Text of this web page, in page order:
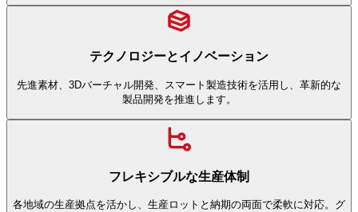
テクノロジーとイノベーション
先進素材、3Dバーチャル開発、スマート製造技術を活用し、革新的な
製品開発を推進します。
フレキシブルな生産体制
各地域の生産拠点を活かし、生産ロットと納期の両面で柔軟に対応。グ